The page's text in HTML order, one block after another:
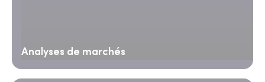
Analyses de marchés